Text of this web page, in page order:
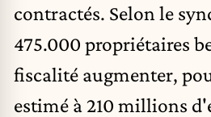
contractés. Selon le
475.000 propriétaires
fiscalité augmenter,
estimé à 210 millions